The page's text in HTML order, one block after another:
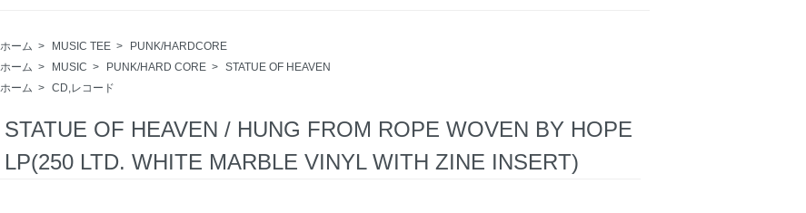
ホーム > MUSIC TEE >
PUNK/HARDCORE
ホーム > MUSIC > PUNK/HARD CORE > STATUE OF HEAVEN
ホーム > CD,レコード
STATUE OF HEAVEN / HUNG FROM ROPE WOVEN BY HOPE
LP(250 LTD. WHITE MARBLE VINYL WITH ZINE INSERT)